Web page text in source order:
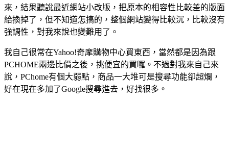
來，結果聽說最近網站小改版，把原本的相容性比較差的版面
給換掉了，但不知道怎搞的，整個網站變得比較沉，比較沒有
強調性，對我來說也變難用了。
我自己很常在Yahoo!奇摩購物中心買東西，當然都是因為跟
PCHOME兩邊比價之後，挑便宜的買囉。不過對我來自己來
說，PChome有個大弱點，商品一大堆可是搜尋功能卻超爛，
好在現在多加了Google搜尋進去，好找很多。